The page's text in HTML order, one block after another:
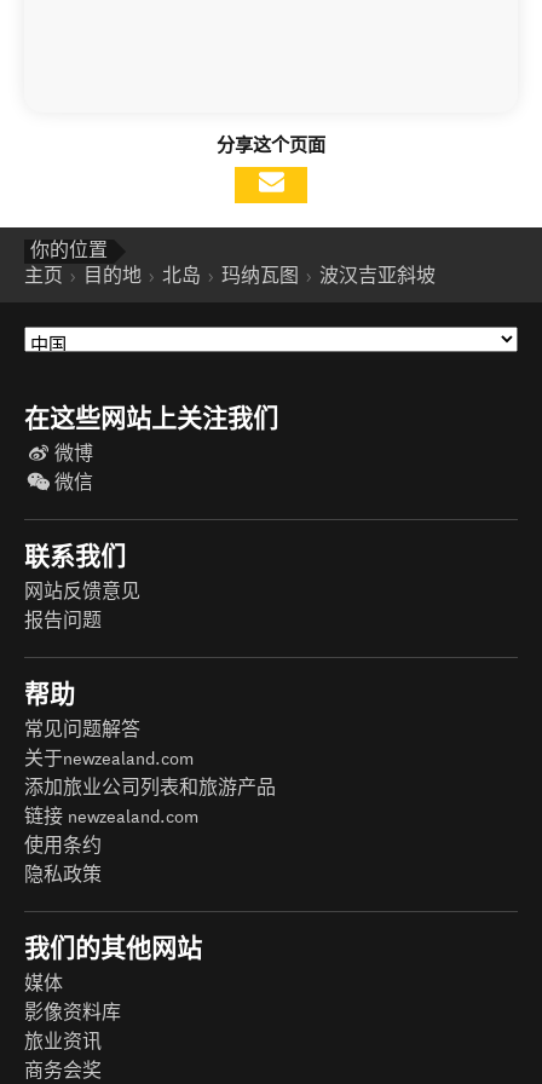
分享这个页面
你的位置
主页
目的地 北岛 玛纳瓦图 波汉吉亚斜坡
在这些网站上关注我们
微博
微信
联系我们
网站反馈意见
报告问题
帮助
常见问题解答
关于newzealand.com
添加旅业公司列表和旅游产品
链接 newzealand.com
使用条约
隐私政策
我们的其他网站
媒体
影像资料库
旅业资讯
商务会奖